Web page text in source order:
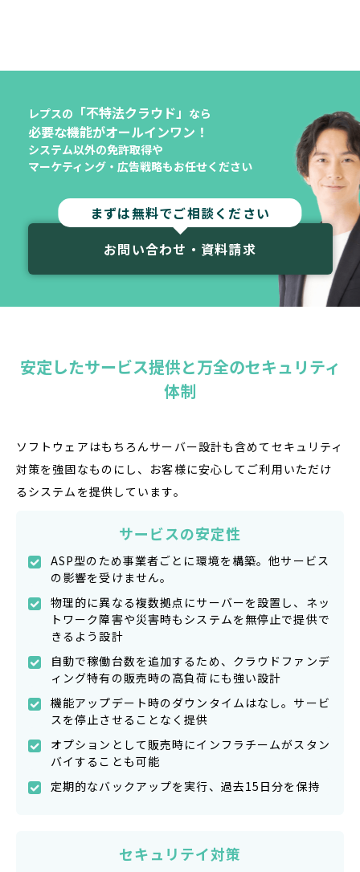
レプスの 「不特法クラウド」 なら
必要な機能がオールインワン！
システム以外の免許取得や
マーケティング・広告戦略もお任せください
まずは無料でご相談ください
お問い合わせ・資料請求
安定したサービス提供と万全のセキュリティ
体制
ソフトウェアはもちろんサーバー設計も含めてセキュリティ
対策を強固なものにし、お客様に安心してご利用いただけ
るシステムを提供しています。
サービスの安定性
ASP型のため事業者ごとに環境を構築。他サービス
の影響を受けません。
物理的に異なる複数拠点にサーバーを設置し、ネッ
トワーク障害や災害時もシステムを無停止で提供で
きるよう設計
自動で稼働台数を追加するため、クラウドファンデ
ィング特有の販売時の高負荷にも強い設計
機能アップデート時のダウンタイムはなし。サービ
スを停止させることなく提供
オプションとして販売時にインフラチームがスタン
バイすることも可能
定期的なバックアップを実行、過去15日分を保持
セキュリテイ対策